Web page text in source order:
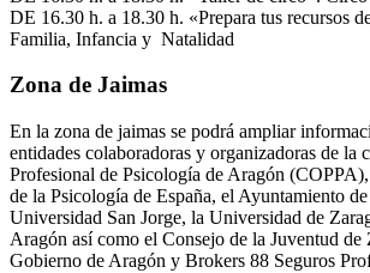
DE 16.30 h. a 18.30 h. «Prepara tus recursos
Familia, Infancia y Natalidad
Zona de Jaimas
En la zona de jaimas se podrá ampliar
entidades colaboradoras y organizadoras de la
Profesional de Psicología de Aragón
de la Psicología de España, el Ayuntamiento
Universidad San Jorge, la Universidad de
Aragón así como el Consejo de la Juventud de
Gobierno de Aragón y Brokers 88 Seguros